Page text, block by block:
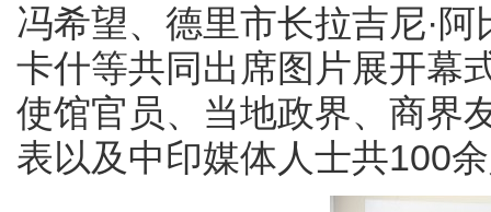
冯希望、德里市长拉吉尼·
卡什等共同出席图片展开幕
使馆官员、当地政界、商界
表以及中印媒体人士共100